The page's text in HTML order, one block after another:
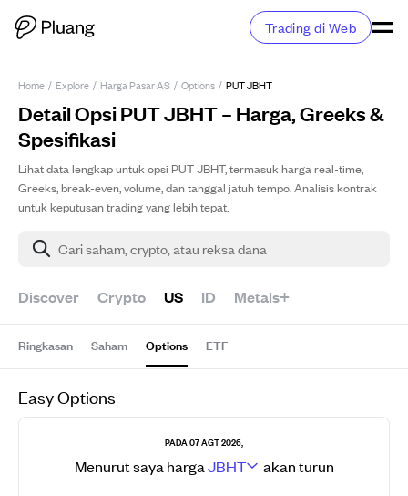
Trading di Web
Home / Explore / Harga Pasar AS / Options / PUT JBHT
Detail Opsi PUT JBHT – Harga, Greeks &
Spesifikasi
Lihat data lengkap untuk opsi PUT JBHT, termasuk harga real-time,
Greeks, break-even, volume, dan tanggal jatuh tempo. Analisis kontrak
untuk keputusan trading yang lebih tepat.
Cari saham, crypto, atau reksa dana
Discover Crypto US ID Metals+
Ringkasan Saham Options ETF
Easy Options
PADA 07 AGT 2026,
Menurut saya hargaJBHT akanturun